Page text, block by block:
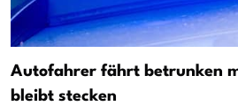
Autofahrer fährt betrunken
bleibt stecken